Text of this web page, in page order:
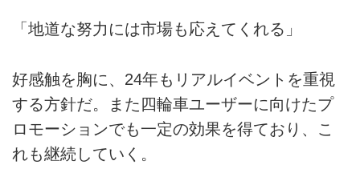
「地道な努力には市場も応えてくれる」
好感触を胸に、24年もリアルイベントを重視
する方針だ。また四輪車ユーザーに向けたプ
ロモーションでも一定の効果を得ており、こ
れも継続していく。